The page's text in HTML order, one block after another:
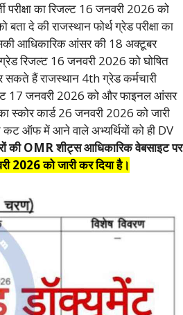
का रिजल्ट 16 जनवरी 2026 को
दे की राजस्थान फोर्थ ग्रेड परीक्षा का
आधिकारिक आंसर की 18 अक्टूबर
ग्रेड रिजल्ट 16 जनवरी 2026 को घोषित
हैं राजस्थान 4th ग्रेड कर्मचारी
17 जनवरी 2026 को और फाइनल आंसर
स्कोर कार्ड 26 जनवरी 2026 को जारी
ऑफ में आने वाले अभ्यर्थियों को ही DV
की OMR शीट्स आधिकारिक वेबसाइट पर
2026 को जारी कर दिया है।